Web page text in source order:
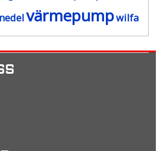
värmepumpwilfa